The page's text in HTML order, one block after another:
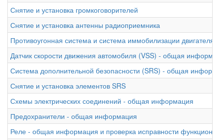
Снятие и установка громкоговорителей
Снятие и установка антенны радиоприемника
Противоугонная система и система иммобилизации
Датчик скорости движения автомобиля (VSS) - общая
Система дополнительной безопасности (SRS) - общая
Снятие и установка элементов SRS
Схемы электрических соединений - общая информация
Предохранители - общая информация
Реле - общая информация и проверка исправности